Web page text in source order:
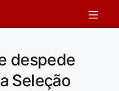
despede
Seleção